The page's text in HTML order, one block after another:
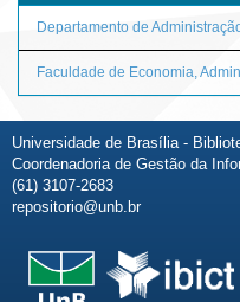
Departamento de Administração
Faculdade de Economia,
Universidade de Brasília -
Coordenadoria de Gestão da
(61) 3107-2683
repositorio@unb.br